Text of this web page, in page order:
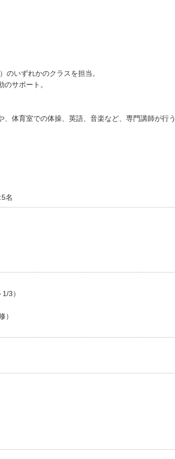
のいずれかのクラスを担当。
サポート。
体育室での体操、英語、音楽など、専門講師が行う
名
3）
）